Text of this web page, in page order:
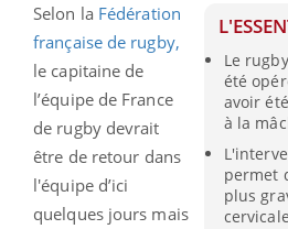
Le
été
avoir
à la
permet
plus
Selon la Fédération
française de rugby,
le capitaine de
l’équipe de France
de rugby devrait
être de retour dans
l'équipe d’ici
quelques jours mais